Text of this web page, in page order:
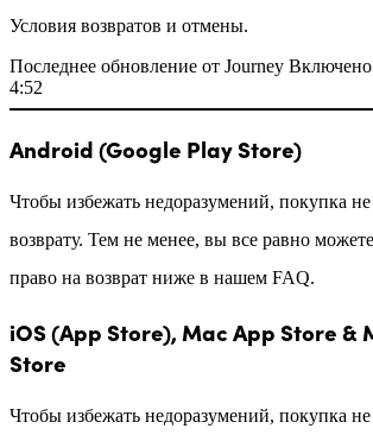
Условия возвратов и отмены.
Последнее обновление от Journey Включено
4:52
Android (Google Play Store)
Чтобы избежать недоразумений, покупка
возврату. Тем не менее, вы все равно
право на возврат ниже в нашем FAQ.
iOS (App Store), Mac App Store &
Store
Чтобы избежать недоразумений, покупка